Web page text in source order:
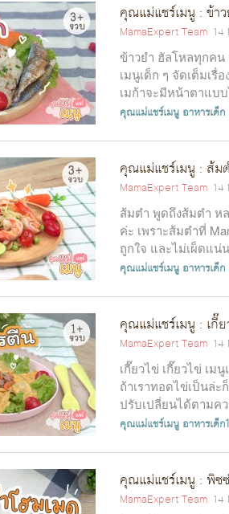
คุณแม่แชร์เมนู : ข้าว
MamaExpert Team 14
ข้าวยำ ฮัลโหลทุกคน
เมนูเด็ก ๆ จัดเต็มเรื่
เมก้าจะมีหน้าตาแบ
คุณแม่แชร์เมนู อาหารเด็
คุณแม่แชร์เมนู : ส้ม
MamaExpert Team 14
ส้มตำ พูดถึงส้มตำ ห
ค่ะ เพราะส้มตำที่
ถูกใจ และไม่เผ็ดแน่
คุณแม่แชร์เมนู อาหารเด็
คุณแม่แชร์เมนู : เกี๊
MamaExpert Team 14
เกี๊ยวไข่ เกี๊ยวไข่ เม
ถ้าเราทอดไข่เป็นล่ะ
ปรับเปลี่ยนได้ตามค
คุณแม่แชร์เมนู อาหารเด็
คุณแม่แชร์เมนู : พิซ
MamaExpert Team 14